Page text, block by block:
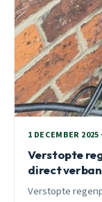
1 DECEMBER
Verstopte
direct
Verstopte